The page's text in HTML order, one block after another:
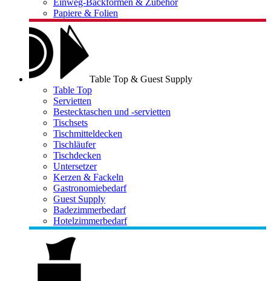
Einweg-Backformen & Zubehör
Papiere & Folien
Table Top & Guest Supply
Table Top
Servietten
Bestecktaschen und -servietten
Tischsets
Tischmitteldecken
Tischläufer
Tischdecken
Untersetzer
Kerzen & Fackeln
Gastronomiebedarf
Guest Supply
Badezimmerbedarf
Hotelzimmerbedarf